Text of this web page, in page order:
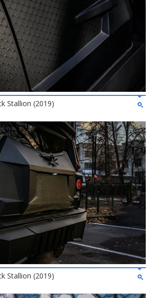
Stallion (2019)
Stallion (2019)